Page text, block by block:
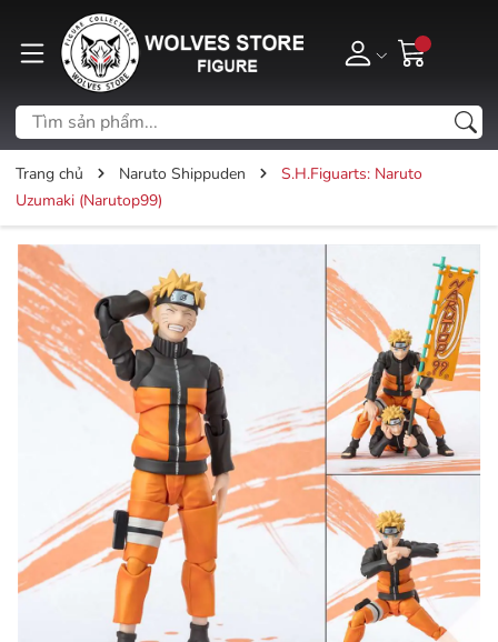
Trang chủ Naruto Shippuden
S.H.Figuarts: Naruto
Uzumaki (Narutop99)